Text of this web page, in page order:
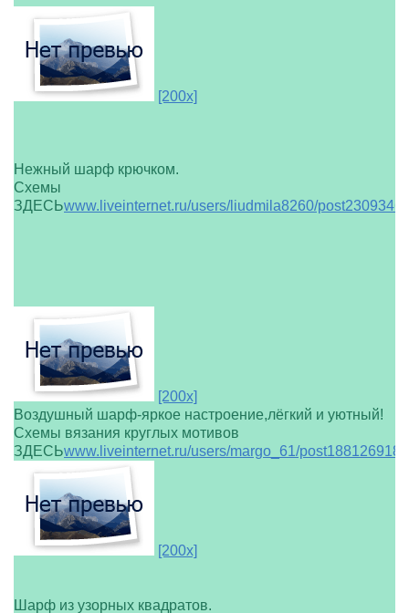
[200x]
Нежный шарф крючком.
Схемы
ЗДЕСЬwww.liveinternet.ru/users/liudmila8260/
[200x]
Воздушный шарф-яркое настроение,лёгкий и уютный!
Схемы вязания круглых мотивов
ЗДЕСЬwww.liveinternet.ru/users/margo_61/post188126918/
[200x]
Шарф из узорных квадратов.